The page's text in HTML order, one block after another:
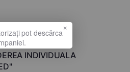
INDIVIDUALA
×